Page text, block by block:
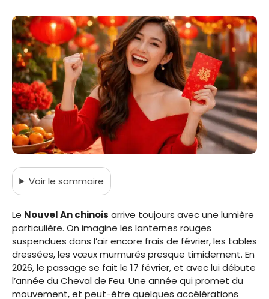
Voirle sommaire
Le Nouvel An chinois arrive toujours avec une lumière
particulière. On imagine les lanternes rouges
suspendues dans l’air encore frais de février, les tables
dressées, les vœux murmurés presque timidement. En
2026, le passage se fait le 17 février, et avec lui débute
l’année du Cheval de Feu. Une année qui promet du
mouvement, et peut-être quelques accélérations